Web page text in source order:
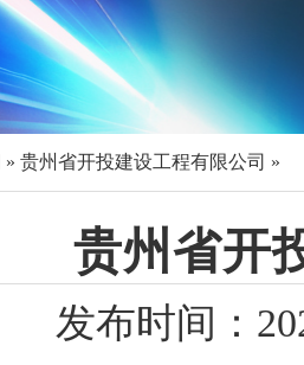
» 贵州省开投建设工程有限公司 »
贵州省开
发布时间：